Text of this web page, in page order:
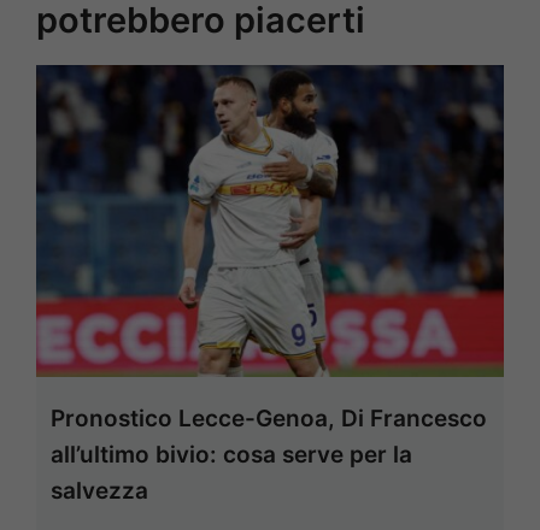
potrebbero piacerti
Pronostico Lecce-Genoa, Di Francesco
all’ultimo bivio: cosa serve per la
salvezza